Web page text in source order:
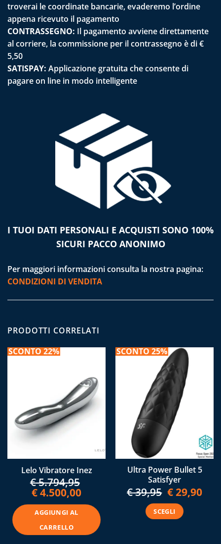
troverai le coordinate bancarie, evaderemo l’ordine
appena ricevuto il pagamento
CONTRASSEGNO: Il pagamento avviene direttamente
al corriere, la commissione per il contrassegno è di €
5,50
SATISPAY: Applicazione gratuita che consente di
pagare on line in modo intelligente
I TUOI DATI PERSONALI E ACQUISTI SONO 100%
SICURI PACCO ANONIMO
Per maggiori informazioni consulta la nostra pagina:
CONDIZIONI DI VENDITA
PRODOTTI CORRELATI
SCONTO 22%
Lelo Vibratore Inez
€5.794,95
Il
prezzo
originale
era:
€ 5.794,95.
€4.500,00Il
attuale
€ 4.500,00.
AGGIUNGI AL
CARRELLO
SCONTO 25%
Ultra Power Bullet 5
Satisfyer
€39,95 Il
prezzo
originale
era:
€ 39,95.
€29,90Il
SCEGLI